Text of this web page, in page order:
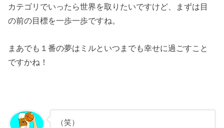
カテゴリでいったら世界を取りたいですけど、まずは目
の前の目標を一歩一歩ですね。
まあでも１番の夢はミルといつまでも幸せに過ごすこと
ですかね！
（笑）